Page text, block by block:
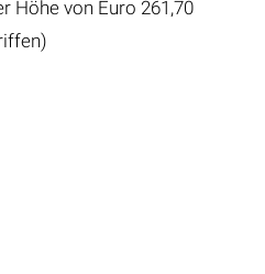
Höhe von Euro 261,70